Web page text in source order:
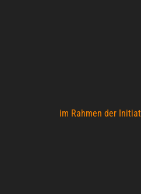
im Rahmen der